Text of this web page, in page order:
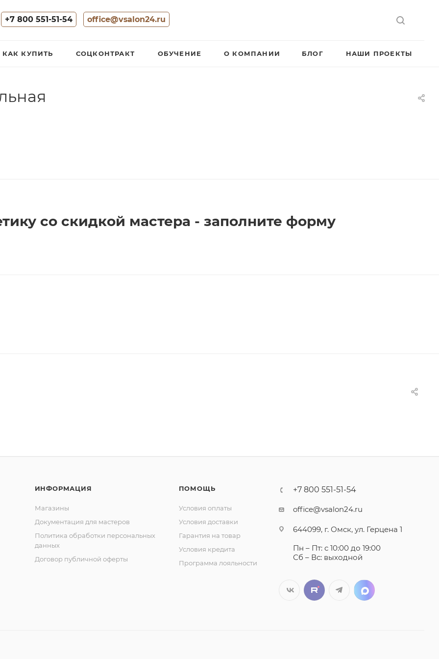
+7 800 551-51-54 office@vsalon24.ru
КАК КУПИТЬ СОЦКОНТРАКТ ОБУЧЕНИЕ О КОМПАНИИ БЛОГ НАШИ ПРОЕКТЫ
со скидкой мастера - заполните форму
ИНФОРМАЦИЯ
Магазины
Документация для мастеров
Политика обработки персональных
данных
Договор публичной оферты
ПОМОЩЬ
Условия оплаты
Условия доставки
Гарантия на товар
Условия кредита
Программа лояльности
+7 800 551-51-54
office@vsalon24.ru
644099, г. Омск, ул. Герцена 1
Пн – Пт: с 10:00 до 19:00
Сб – Вс: выходной